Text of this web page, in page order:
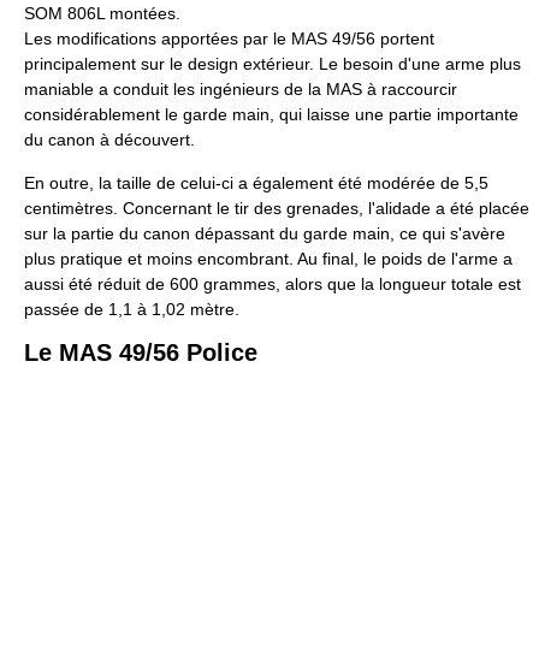
SOM 806L montées.
Les modifications apportées par le MAS 49/56 portent
principalement sur le design extérieur. Le besoin d'une arme plus
maniable a conduit les ingénieurs de la MAS à raccourcir
considérablement le garde main, qui laisse une partie importante
du canon à découvert.
En outre, la taille de celui-ci a également été modérée de 5,5
centimètres. Concernant le tir des grenades, l'alidade a été placée
sur la partie du canon dépassant du garde main, ce qui s'avère
plus pratique et moins encombrant. Au final, le poids de l'arme a
aussi été réduit de 600 grammes, alors que la longueur totale est
passée de 1,1 à 1,02 mètre.
Le MAS 49/56 Police